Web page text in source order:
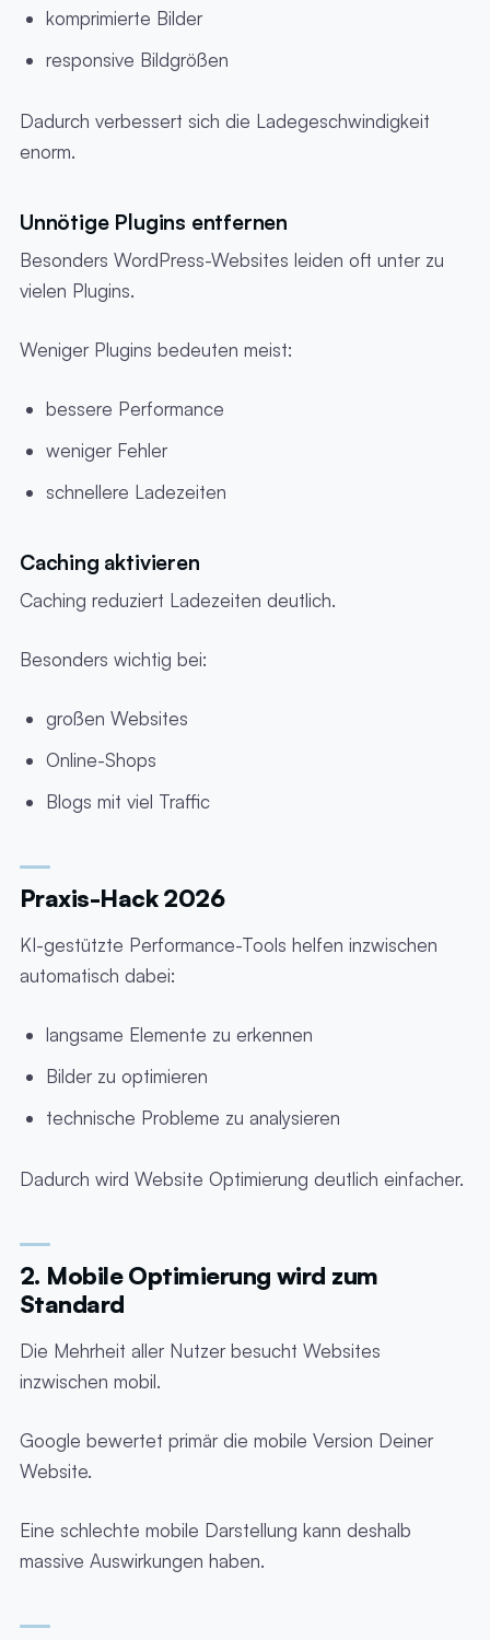
komprimierte Bilder
responsive Bildgrößen
Dadurch verbessert sich die Ladegeschwindigkeit
enorm.
Unnötige Plugins entfernen
Besonders WordPress-Websites leiden oft unter zu
vielen Plugins.
Weniger Plugins bedeuten meist:
bessere Performance
weniger Fehler
schnellere Ladezeiten
Caching aktivieren
Caching reduziert Ladezeiten deutlich.
Besonders wichtig bei:
großen Websites
Online-Shops
Blogs mit viel Traffic
Praxis-Hack 2026
KI-gestützte Performance-Tools helfen inzwischen
automatisch dabei:
langsame Elemente zu erkennen
Bilder zu optimieren
technische Probleme zu analysieren
Dadurch wird Website Optimierung deutlich einfacher.
2. Mobile Optimierung wird zum
Standard
Die Mehrheit aller Nutzer besucht Websites
inzwischen mobil.
Google bewertet primär die mobile Version Deiner
Website.
Eine schlechte mobile Darstellung kann deshalb
massive Auswirkungen haben.